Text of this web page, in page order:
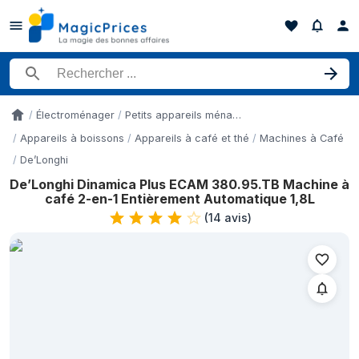
Rechercher un produit
AccueilÉlectroménager
Petits appareils ménagers
Appareils à boissons
Appareils à café et thé
Machines à Café
De’Longhi
De’Longhi Dinamica Plus ECAM 380.95.TB Machine à
café 2-en-1 Entièrement Automatique 1,8L
(14 avis)
Historique des prix de De’Longhi Dinamica Plus ECAM
Date
14 mai 2026